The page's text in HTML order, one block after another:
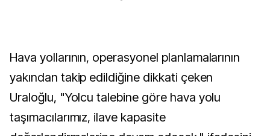
Hava yollarının, operasyonel planlamalarının
yakından takip edildiğine dikkati çeken
Uraloğlu, "Yolcu talebine göre hava yolu
taşımacılarımız, ilave kapasite